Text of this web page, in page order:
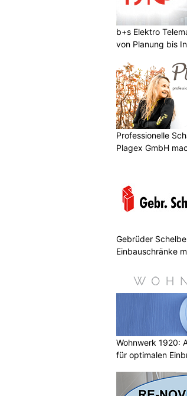
b+s Elektro
von Planung bis
Professionelle
Plagex GmbH
Gebrüder
Einbauschränke
Wohnwerk 1920:
für optimalen